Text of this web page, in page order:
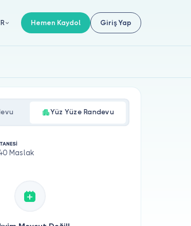
Hemen Kaydol Giriş Yap
Yüz Yüze Randevu
Maslak